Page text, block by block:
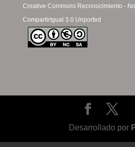
Creative Commons Reconocimiento -
CompartirIgual 3.0 Unported
Desarrollado por